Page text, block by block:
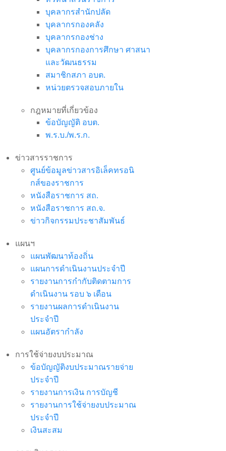
บุคลากรสำนักปลัด
บุคลากรกองคลัง
บุคลากรกองช่าง
บุคลากรกองการศึกษา ศาสนา
และวัฒนธรรม
สมาชิกสภา อบต.
หน่วยตรวจสอบภายใน
กฎหมายที่เกี่ยวข้อง
ข้อบัญญัติ อบต.
พ.ร.บ./พ.ร.ก.
ข่าวสารราชการ
ศูนย์ข้อมูลข่าวสารอิเล็คทรอนิ
กส์ของราชการ
หนังสือราชการ สถ.
หนังสือราชการ สถ.จ.
ข่าวกิจกรรมประชาสัมพันธ์
แผนฯ
แผนพัฒนาท้องถิ่น
แผนการดำเนินงานประจำปี
รายงานการกำกับติดตามการ
ดำเนินงาน รอบ ๖ เดือน
รายงานผลการดำเนินงาน
ประจำปี
แผนอัตรากำลัง
การใช้จ่ายงบประมาณ
ข้อบัญญัติงบประมาณรายจ่าย
ประจำปี
รายงานการเงิน การบัญชี
รายงานการใช้จ่ายงบประมาณ
ประจำปี
เงินสะสม